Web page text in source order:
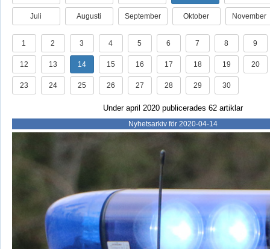
Juli Augusti September Oktober November
1 2 3 4 5 6 7 8 9
12 13 14 15 16 17 18 19 20
23 24 25 26 27 28 29 30
Under april 2020 publicerades 62 artiklar
Nyhetsarkiv för 2020-04-14